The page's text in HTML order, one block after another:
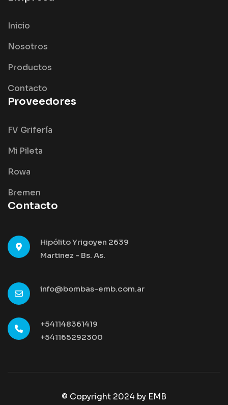
Inicio
Nosotros
Productos
Contacto
Proveedores
FV Grifería
Mi Pileta
Rowa
Bremen
Contacto
Hipólito Yrigoyen 2639
Martinez - Bs. As.
info@bombas-emb.com.ar
+541148361419
+541165292300
© Copyright 2024 by EMB